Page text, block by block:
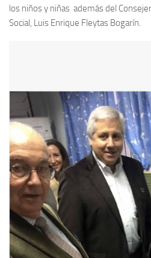
los niños y niñas además del
Social, Luis Enrique Fleytas Bogarín.